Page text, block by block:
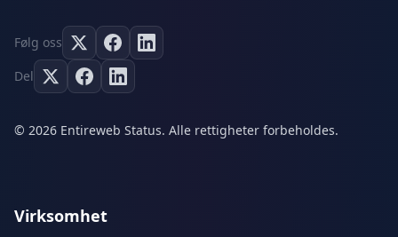
Følg oss
Del
© 2026 Entireweb Status. Alle rettigheter forbeholdes.
Virksomhet